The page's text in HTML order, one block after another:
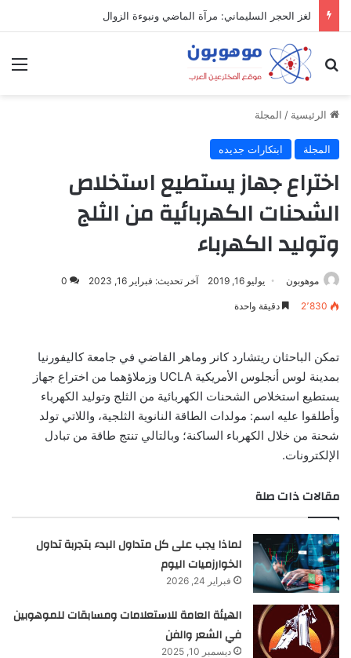
لغز الحجر السليماني: مرآة الماضي ونبوءة الزوال
بحث عن
الرئيسية / المجلة
المجلة ابتكارات جديده
اختراع جهاز يستطيع استخلاص
الشحنات الكهربائية من الثلج
وتوليد الكهرباء
موهوبون يوليو 16, 2019 آخر تحديث: فبراير 16, 2023 0
2٬830 دقيقة واحدة
تمكن الباحثان ريتشارد كانر وماهر القاضي في جامعة كاليفورنيا
بمدينة لوس أنجلوس الأمريكية UCLA وزملاؤهما من اختراع جهاز
يستطيع استخلاص الشحنات الكهربائية من الثلج وتوليد الكهرباء
وأطلقوا عليه اسم: مولدات الطاقة النانوية الثلجية، واللاتي تولد
شحنة من خلال الكهرباء الساكنة؛ وبالتالي تنتج طاقة من تبادل
الإلكترونات.
مقالات ذات صلة
لماذا يجب على كل متداول البدء بتجربة تداول
الخوارزميات اليوم
فبراير 24, 2026
الهيئة العامة للاستعلامات ومسابقات للموهوبين
في الشعر والفن
ديسمبر 10, 2025